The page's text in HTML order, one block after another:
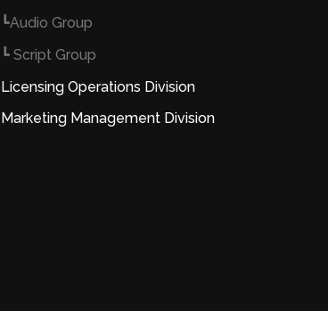
┗Audio Group
┗ Script Group
Licensing Operations Division
Marketing Management Division